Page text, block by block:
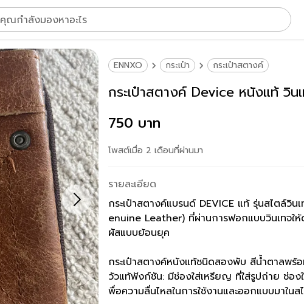
คุณกำลังมองหาอะไร
ENNXO กระเป๋า กระเป๋าสตางค์
กระเป๋าสตางค์ Device หนังแท้ วิน
750 บาท
โพสต์เมื่อ 2 เดือนที่ผ่านมา
รายละเอียด
กระเป๋าสตางค์แบรนด์ DEVICE แท้ รุ่นสไตล์
enuine Leather) ที่ผ่านการฟอกแบบวินเทจใ
ผัสแบบย้อนยุค
กระเป๋าสตางค์หนังแท้ชนิดสองพับ สีน้ำตาลพร้
วัวแท้ฟังก์ชัน: มีช่องใส่เหรียญ ที่ใส่รูปถ่าย ช่อง
พื่อความลื่นไหลในการใช้งานและออกแบบมาใน